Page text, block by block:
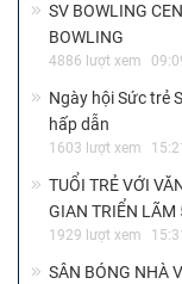
SV BOWLING
BOWLING
4886 lượt xem
Ngày hội Sức trẻ
hấp dẫn
1603 lượt xem
TUỔI TRẺ VỚI
GIAN TRIỂN LÃM
1929 lượt xem
SÂN BÓNG NHÀ